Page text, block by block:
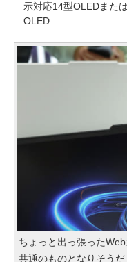
示対応14型OLEDまた
OLED
ちょっと出っ張った
共通のものとなりそうだ